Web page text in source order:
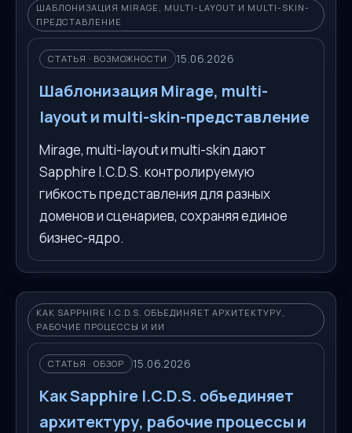
ШАБЛОНИЗАЦИЯ MIRAGE, MULTI-LAYOUT И MULTI-SKIN-
ПРЕДСТАВЛЕНИЕ
СТАТЬЯ · ВОЗМОЖНОСТИ 15.06.2026
Шаблонизация Mirage, multi-
layout и multi-skin-представление
Mirage, multi-layout и multi-skin дают
Sapphire I.C.D.S. контролируемую
гибкость представления для разных
доменов и сценариев, сохраняя единое
бизнес-ядро.
КАК SAPPHIRE I.C.D.S. ОБЪЕДИНЯЕТ АРХИТЕКТУРУ,
РАБОЧИЕ ПРОЦЕССЫ И ИИ
СТАТЬЯ · ОБЗОР 15.06.2026
Как Sapphire I.C.D.S. объединяет
архитектуру, рабочие процессы и